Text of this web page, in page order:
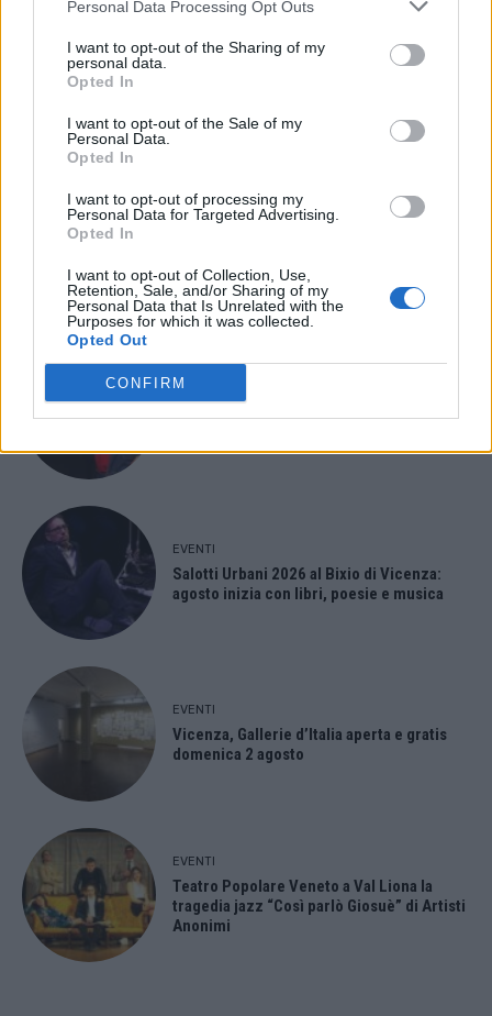
Personal Data Processing Opt Outs
I want to opt-out of the Sharing of my
personal data.
Opted In
I want to opt-out of the Sale of my
Personal Data.
Opted In
I want to opt-out of processing my
Personal Data for Targeted Advertising.
Opted In
I want to opt-out of Collection, Use,
Retention, Sale, and/or Sharing of my
Personal Data that Is Unrelated with the
Purposes for which it was collected.
Opted Out
CONFIRM
- Advertisement -
ULTIMI ARTICOLI
Italy, sulla strada del sogno”
EVENTI
“Teatro in casa”: il 5 agosto il primo
spettacolo a Marano Vicentino con Maria
EVENTI
Salotti Urbani 2026 al Bixio di Vicenza:
agosto inizia con libri, poesie e musica
EVENTI
Vicenza, Gallerie d’Italia aperta e gratis
domenica 2 agosto
EVENTI
Teatro Popolare Veneto a Val Liona la
tragedia jazz “Così parlò Giosuè” di Artisti
Anonimi